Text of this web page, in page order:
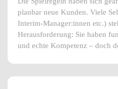
planbar neue Kunden. Viele
Interim-Manager:innen etc.)
Herausforderung: Sie haben
und echte Kompetenz – doch